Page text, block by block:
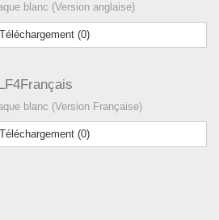
blanc (Version anglaise)
(0)
blanc (Version Française)
(0)